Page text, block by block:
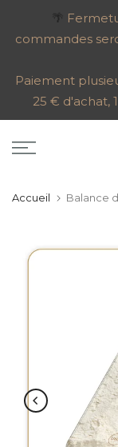
au
🌴
commandes
Paiement
25 € d'achat,
Accueil Balance